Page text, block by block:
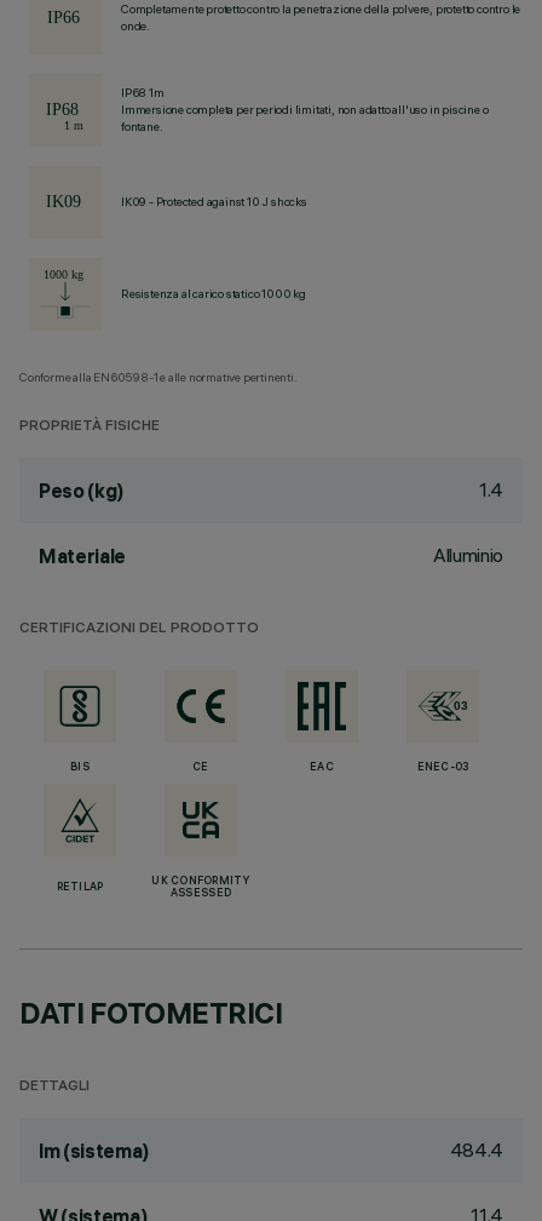
Completamente protetto contro la penetrazione della polvere, protetto contro le
onde.
IP68 1m
Immersione completa per periodi limitati, non adatto all'uso in piscine o
fontane.
IK09 - Protected against 10 J shocks
Resistenza al carico statico 1000 kg
Conforme alla EN60598-1 e alle normative pertinenti.
PROPRIETÀ FISICHE
Peso (kg) 1.4
Materiale Alluminio
CERTIFICAZIONI DEL PRODOTTO
BIS CE EAC ENEC-03
RETILAP
UK CONFORMITY
ASSESSED
DATI FOTOMETRICI
DETTAGLI
lm (sistema) 484.4
W (sistema) 11.4